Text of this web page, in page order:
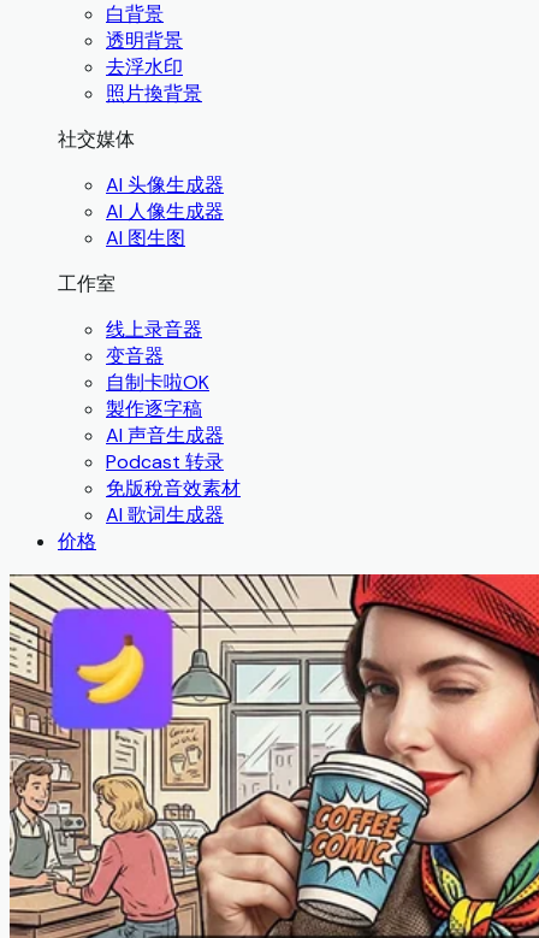
白背景
透明背景
去浮水印
照片換背景
社交媒体
AI 头像生成器
AI 人像生成器
AI 图生图
工作室
线上录音器
变音器
自制卡啦OK
製作逐字稿
AI 声音生成器
Podcast 转录
免版稅音效素材
AI 歌词生成器
价格